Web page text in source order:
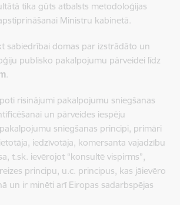
tika gūts atbalsts metodoloģijas
Ministru kabinetā.
sabiedrībai domas par izstrādāto un
publisko pakalpojumu pārveidei līdz
.
risinājumi pakalpojumu sniegšanas
un pārveides iespēju
sniegšanas principi, primāri
iedzīvotāja, komersanta vajadzību
t.sk. ievērojot “konsultē vispirms”,
principu, u.c. principus, kas jāievēro
un ir minēti arī Eiropas sadarbspējas